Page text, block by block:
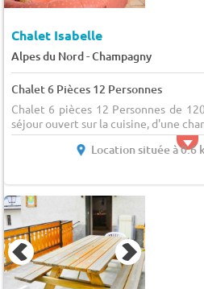
Chalet Isabelle
Alpes du Nord-Champagny
Chalet 6 Pièces 12 Personnes
Chalet 6 pièces 12 Personnes de
séjour ouvert sur la cuisine, d'une
Location située à 0.6